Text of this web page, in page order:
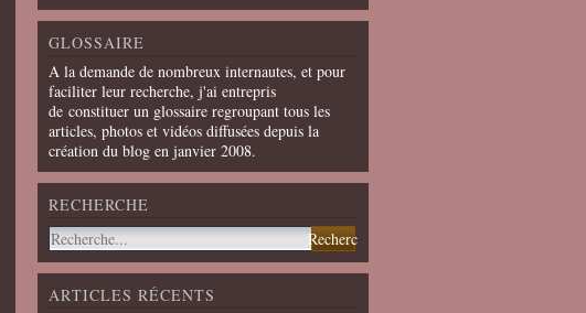
GLOSSAIRE
A la demande de nombreux internautes, et pour
faciliter leur recherche, j'ai entrepris
de constituer un glossaire regroupant tous les
articles, photos et vidéos diffusées depuis la
création du blog en janvier 2008.
RECHERCHE
ARTICLES RÉCENTS